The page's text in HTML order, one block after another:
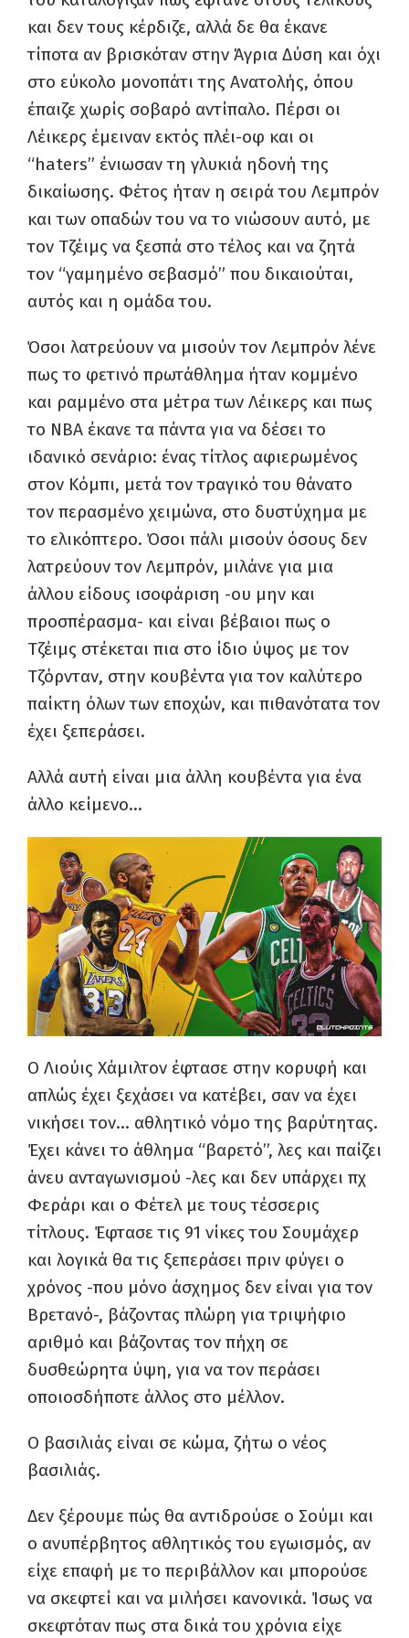
και δεν τους κέρδιζε, αλλά δε θα έκανε
τίποτα αν βρισκόταν στην Άγρια Δύση και όχι
στο εύκολο μονοπάτι της Ανατολής, όπου
έπαιζε χωρίς σοβαρό αντίπαλο. Πέρσι οι
Λέικερς έμειναν εκτός πλέι-οφ και οι
“haters” ένιωσαν τη γλυκιά ηδονή της
δικαίωσης. Φέτος ήταν η σειρά του Λεμπρόν
και των οπαδών του να το νιώσουν αυτό, με
τον Τζέιμς να ξεσπά στο τέλος και να ζητά
τον “γαμημένο σεβασμό” που δικαιούται,
αυτός και η ομάδα του.
Όσοι λατρεύουν να μισούν τον Λεμπρόν λένε
πως το φετινό πρωτάθλημα ήταν κομμένο
και ραμμένο στα μέτρα των Λέικερς και πως
το ΝΒΑ έκανε τα πάντα για να δέσει το
ιδανικό σενάριο: ένας τίτλος αφιερωμένος
στον Κόμπι, μετά τον τραγικό του θάνατο
τον περασμένο χειμώνα, στο δυστύχημα με
το ελικόπτερο. Όσοι πάλι μισούν όσους δεν
λατρεύουν τον Λεμπρόν, μιλάνε για μια
άλλου είδους ισοφάριση -ου μην και
προσπέρασμα- και είναι βέβαιοι πως ο
Τζέιμς στέκεται πια στο ίδιο ύψος με τον
Τζόρνταν, στην κουβέντα για τον καλύτερο
παίκτη όλων των εποχών, και πιθανότατα τον
έχει ξεπεράσει.
Αλλά αυτή είναι μια άλλη κουβέντα για ένα
άλλο κείμενο…
Ο Λιούις Χάμιλτον έφτασε στην κορυφή και
απλώς έχει ξεχάσει να κατέβει, σαν να έχει
νικήσει τον… αθλητικό νόμο της βαρύτητας.
Έχει κάνει το άθλημα “βαρετό”, λες και παίζει
άνευ ανταγωνισμού -λες και δεν υπάρχει πχ
Φεράρι και ο Φέτελ με τους τέσσερις
τίτλους. Έφτασε τις 91 νίκες του Σουμάχερ
και λογικά θα τις ξεπεράσει πριν φύγει ο
χρόνος -που μόνο άσχημος δεν είναι για τον
Βρετανό-, βάζοντας πλώρη για τριψήφιο
αριθμό και βάζοντας τον πήχη σε
δυσθεώρητα ύψη, για να τον περάσει
οποιοσδήποτε άλλος στο μέλλον.
Ο βασιλιάς είναι σε κώμα, ζήτω ο νέος
βασιλιάς.
Δεν ξέρουμε πώς θα αντιδρούσε ο Σούμι και
ο ανυπέρβητος αθλητικός του εγωισμός, αν
είχε επαφή με το περιβάλλον και μπορούσε
να σκεφτεί και να μιλήσει κανονικά. Ίσως να
σκεφτόταν πως στα δικά του χρόνια είχε